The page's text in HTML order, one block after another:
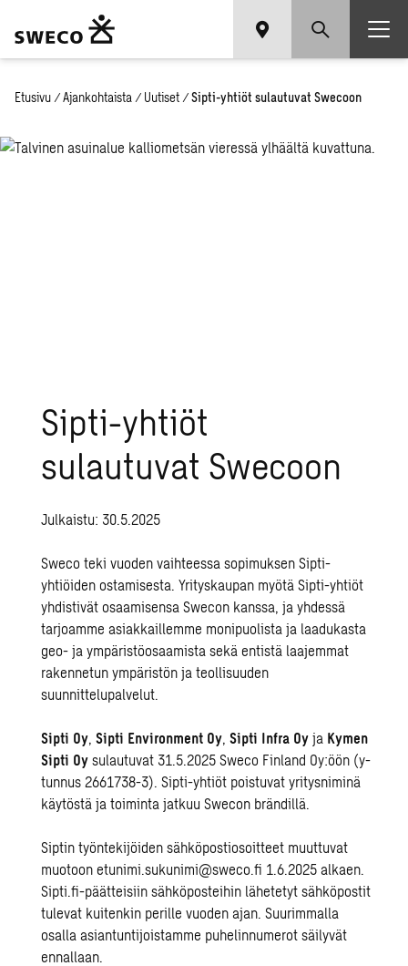
Etusivu / Ajankohtaista / Uutiset / Sipti-yhtiöt sulautuvat Swecoon
Sipti-yhtiöt
sulautuvat Swecoon
Julkaistu: 30.5.2025
Sweco teki vuoden vaihteessa sopimuksenSipti-
yhtiöiden ostamisesta. Yrityskaupan myötä Sipti-yhtiöt
yhdistivät osaamisensa Swecon kanssa, ja yhdessä
tarjoamme asiakkaillemme monipuolista ja laadukasta
geo- jaympäristöosaamista sekä entistä laajemmat
rakennetun ympäristön ja teollisuuden
suunnittelupalvelut.
Sipti Oy,Sipti Environment Oy,Sipti Infra Oy ja Kymen
Sipti Oy sulautuvat 31.5.2025 Sweco Finland Oy:öön (y-
tunnus 2661738-3). Sipti-yhtiöt poistuvat yritysniminä
käytöstä ja toiminta jatkuu Swecon brändillä.
Siptin työntekijöiden sähköpostiosoitteet muuttuvat
muotoon etunimi.sukunimi@sweco.fi 1.6.2025 alkaen.
Sipti.fi-päätteisiin sähköposteihin lähetetyt sähköpostit
tulevat kuitenkin perille vuoden ajan. Suurimmalla
osalla asiantuntijoistamme puhelinnumerot säilyvät
ennallaan.